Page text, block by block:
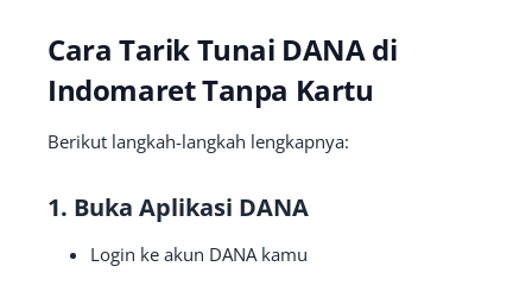
Cara Tarik Tunai DANA di
Indomaret Tanpa Kartu
Berikut langkah-langkah lengkapnya:
1. Buka Aplikasi DANA
Login ke akun DANA kamu